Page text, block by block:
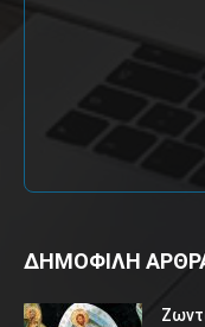
ΔΗΜΟΦΙΛΗ